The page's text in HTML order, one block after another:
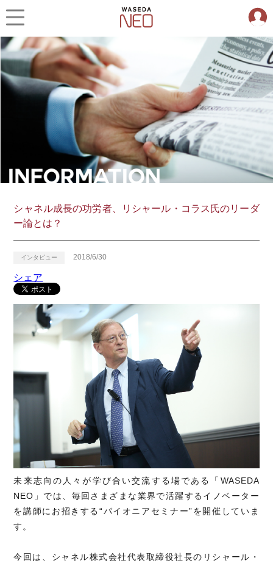
シャネル成長の功労者、リシャール・コラス氏のリーダ
ー論とは？
インタビュー 2018/6/30
シェア
未来志向の人々が学び合い交流する場である「WASEDA
NEO」では、毎回さまざまな業界で活躍するイノベーター
を講師にお招きする“パイオニアセミナー”を開催していま
す。
今回は、シャネル株式会社代表取締役社長のリシャール・